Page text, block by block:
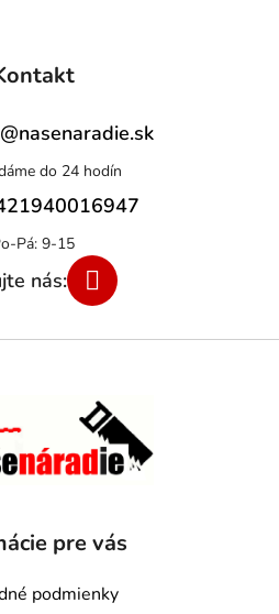
@nasenaradie.sk
pre vás
podmienky